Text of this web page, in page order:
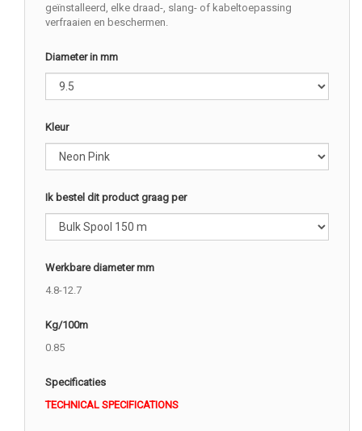
geïnstalleerd, elke draad-, slang- of kabeltoepassing
verfraaien en beschermen.
Diameter in mm
Kleur
Ik bestel dit product graag per
Werkbare diameter mm
4.8-12.7
Kg/100m
0.85
Specificaties
TECHNICAL SPECIFICATIONS